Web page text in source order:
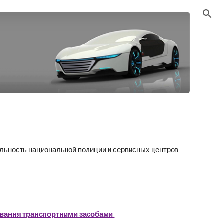
национальной полиции и сервисных центров
транспортними засобами